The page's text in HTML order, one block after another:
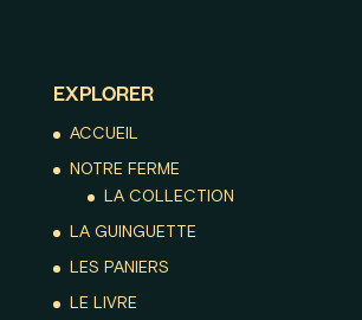
EXPLORER
ACCUEIL
NOTRE FERME
LA COLLECTION
LA GUINGUETTE
LES PANIERS
LE LIVRE